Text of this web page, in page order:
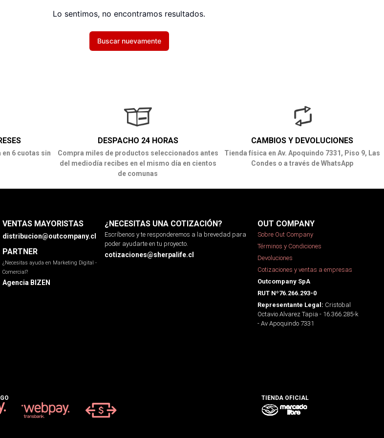
Lo sentimos, no encontramos resultados.
Buscar nuevamente
en 6 cuotas sin
DESPACHO 24 HORAS
Compra miles de productos seleccionados antes
del mediodía recibes en el mismo día en cientos
de comunas
CAMBIOS Y DEVOLUCIONES
Tienda física en Av. Apoquindo 7331, Piso 9, Las
Condes o a través de WhatsApp
VENTAS MAYORISTAS
distribucion@outcompany.cl
PARTNER
¿Necesitas ayuda en Marketing Digital -
Comercial?
Agencia BIZEN
¿NECESITAS UNA COTIZACIÓN?
Escríbenos y te responderemos a la brevedad para
poder ayudarte en tu proyecto.
cotizaciones@sherpalife.cl
OUT COMPANY
Sobre Out Company
Términos y Condiciones
Devoluciones
Cotizaciones y ventas a empresas
Outcompany SpA
RUT Nº76.266.293-0
Representante Legal: Cristobal
Octavio Alvarez Tapia - 16.366.285-k
- Av Apoquindo 7331
TIENDA OFICIAL